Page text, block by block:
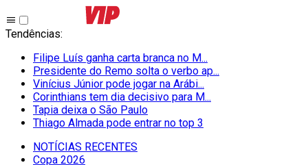
Tendências:
Filipe Luís ganha carta branca no M...
Presidente do Remo solta o verbo ap...
Vinícius Júnior pode jogar na Arábi...
Corinthians tem dia decisivo para M...
Tapia deixa o São Paulo
Thiago Almada pode entrar no top 3
NOTÍCIAS RECENTES
Copa 2026